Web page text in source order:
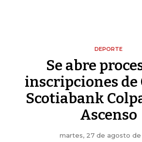
DEPORTE
Se abre
inscripciones de
Scotiabank
Ascenso
martes, 27 de agosto de